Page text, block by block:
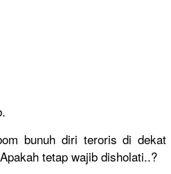
bunuh diri teroris di dekat
tetap wajib disholati..?